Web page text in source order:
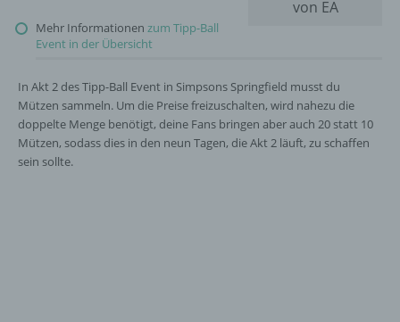
von EA
Mehr Informationen zum Tipp-Ball
Event in der Übersicht
In Akt 2 des Tipp-Ball Event in Simpsons Springfield musst du
Mützen sammeln. Um die Preise freizuschalten, wird nahezu die
doppelte Menge benötigt, deine Fans bringen aber auch 20 statt 10
Mützen, sodass dies in den neun Tagen, die Akt 2 läuft, zu schaffen
sein sollte.